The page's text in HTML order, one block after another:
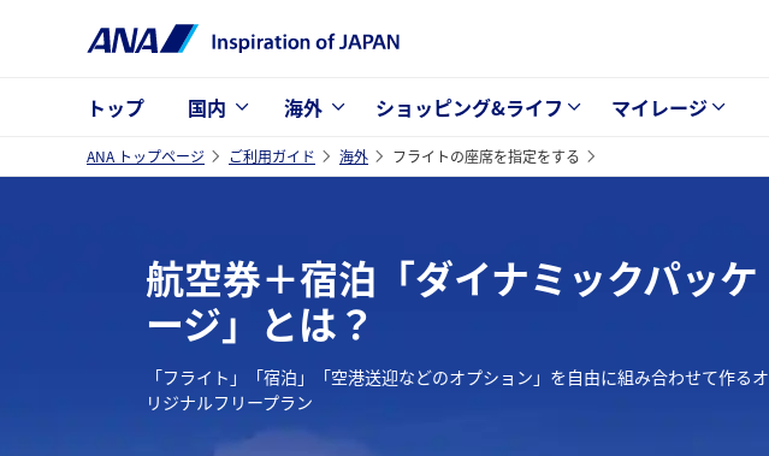
トップ 国内 海外 ショッピング&ライフ マイレージ
ANA トップページ ご利用ガイド 海外 フライトの座席を指定をする
航空券＋宿泊「ダイナミックパッケ
ージ」とは？
「フライト」「宿泊」「空港送迎などのオプション」を自由に組み合わせて作るオ
リジナルフリープラン